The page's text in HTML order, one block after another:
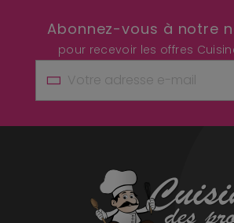
Abonnez-vous à notre
pour recevoir les offres